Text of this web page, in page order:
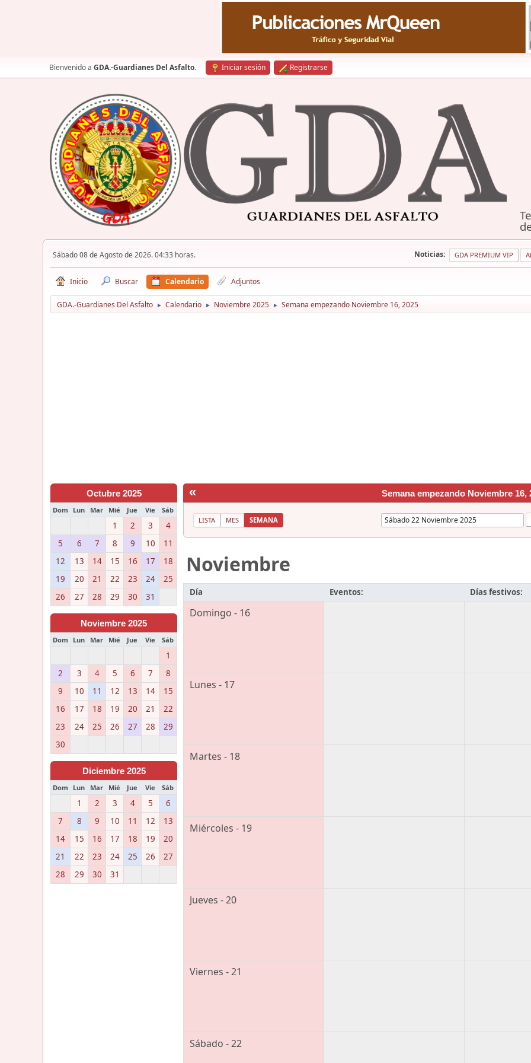
Bienvenido a GDA.-Guardianes Del Asfalto. Iniciar sesión Registrarse
Sábado 08 de Agosto de 2026. 04:33 horas. Noticias: GDA PREMIUM VIP
Inicio Buscar Calendario Adjuntos
GDA.-Guardianes Del Asfalto ► Calendario ► Noviembre 2025 ► Semana empezando Noviembre 16, 2025
Octubre 2025
Dom Lun Mar Mié Jue Vie Sáb
1 2 3
4
5
6 7 8 9 10
11
12
13 14 15 16 17
18
19
20 21 22 23 24
25
26
27 28 29 30 31
Noviembre 2025
Dom Lun Mar Mié Jue Vie Sáb
1
2
3 4 5 6 7
8
9
10 11 12 13 14
15
16
17 18 19 20 21
22
23
24 25 26 27 28
29
30
Diciembre 2025
Dom Lun Mar Mié Jue Vie Sáb
1 2 3 4 5
6
7
8 9 10 11 12
13
14
15 16 17 18 19
20
21
22 23 24 25 26
27
28
29 30 31
« Semana empezando Noviembre 16,
LISTA MES SEMANA
Noviembre
Día Eventos: Días festivos:
Domingo - 16
Lunes - 17
Martes - 18
Miércoles - 19
Jueves - 20
Viernes - 21
Sábado - 22